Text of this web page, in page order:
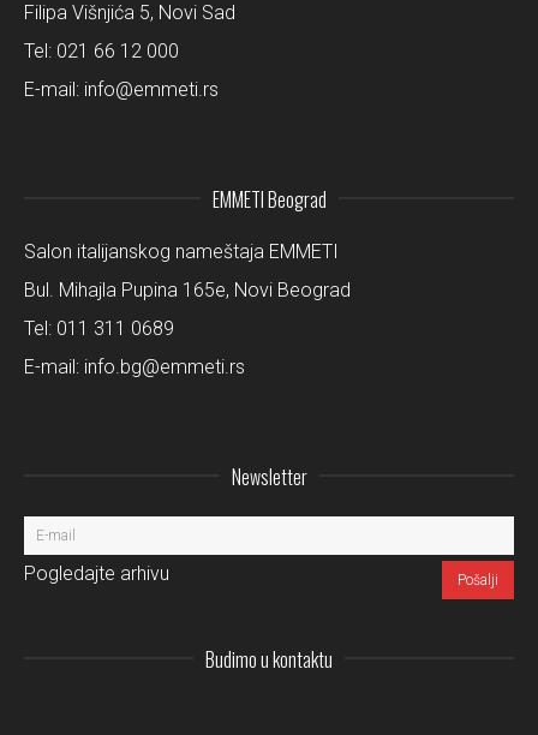
Filipa Višnjića 5, Novi Sad
Tel: 021 66 12 000
E-mail: info@emmeti.rs
EMMETI Beograd
Salon italijanskog nameštaja EMMETI
Bul. Mihajla Pupina 165e, Novi Beograd
Tel: 011 311 0689
E-mail: info.bg@emmeti.rs
Newsletter
Pogledajte arhivu
Budimo u kontaktu